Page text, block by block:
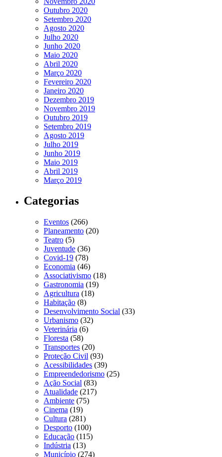
Outubro 2020
Setembro 2020
Agosto 2020
Julho 2020
Junho 2020
Maio 2020
Abril 2020
Março 2020
Fevereiro 2020
Janeiro 2020
Dezembro 2019
Novembro 2019
Outubro 2019
Setembro 2019
Agosto 2019
Julho 2019
Junho 2019
Maio 2019
Abril 2019
Março 2019
Categorias
Eventos (266)
Planeamento (20)
Teatro (5)
Juventude (36)
Covid-19 (78)
Economia (46)
Associativismo (18)
Gastronomia (19)
Agricultura (18)
Habitação (8)
Desenvolvimento Social (33)
Urbanismo (32)
Veterinária (6)
Floresta (58)
Transportes (20)
Proteção Civil (93)
Acessibilidades (39)
Empreendedorismo (25)
Ação Social (83)
Atualidade (217)
Ambiente (75)
Cinema (19)
Cultura (281)
Desporto (100)
Educação (115)
Indústria (13)
Município (274)